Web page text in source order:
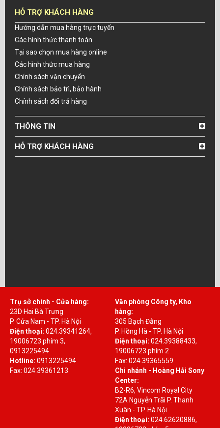
HỖ TRỢ KHÁCH HÀNG
Hướng dẫn mua hàng trực tuyến
Các hình thức thanh toán
Tại sao chọn mua hàng online
Các hình thức mua hàng
Chính sách vận chuyển
Chính sách bảo trì, bảo hành
Chính sách đổi trả hàng
THÔNG TIN
HỖ TRỢ KHÁCH HÀNG
Trụ sở chính - Cửa hàng:
23D Hai Bà Trưng
P. Cửa Nam - TP. Hà Nội
Điện thoại: 024.39341264,
19006723 phím 3,
0913225494
Hotline: 0913225494
Fax: 024.39361213
Văn phòng Công ty, Kho
hàng:
305 Bạch Đằng
P. Hồng Hà - TP. Hà Nội
Điện thoại: 024.39388433,
19006723 phím 2
Fax: 024.39365559
Chi nhánh - Hoàng Hải Sony
Center:
B2-R6, Vincom Royal City
72A Nguyễn Trãi P. Thanh
Xuân - TP. Hà Nội
Điện thoại: 024.62620886,